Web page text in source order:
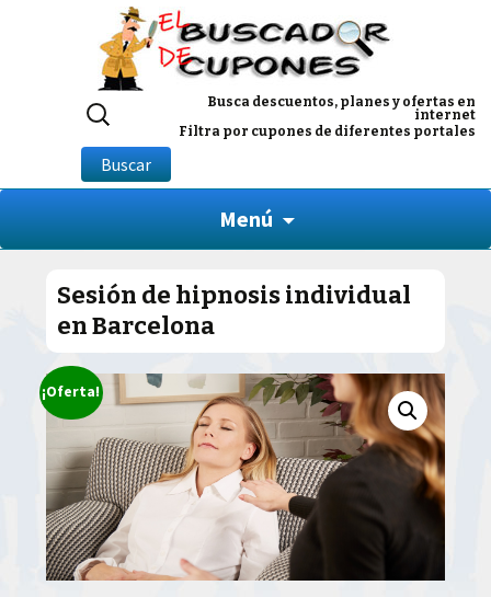
Busca descuentos, planes y ofertas en
internet
Filtra por cupones de diferentes portales
Buscar
por:
Buscar
Menú
Sesión de hipnosis individual
en Barcelona
¡Oferta!